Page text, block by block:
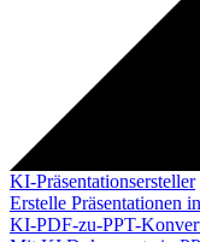
KI-Präsentationsersteller
Erstelle Präsentationen
KI-PDF-zu-PPT-